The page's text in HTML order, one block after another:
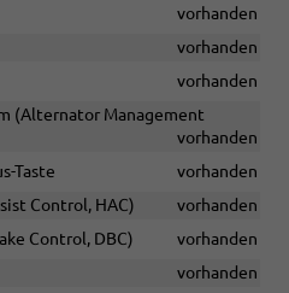
vorhanden
vorhanden
vorhanden
(Alternator Management
vorhanden
Taste
vorhanden
Control, HAC)
vorhanden
Control, DBC)
vorhanden
vorhanden